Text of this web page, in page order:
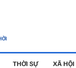
THỜI SỰ XÃ HỘI